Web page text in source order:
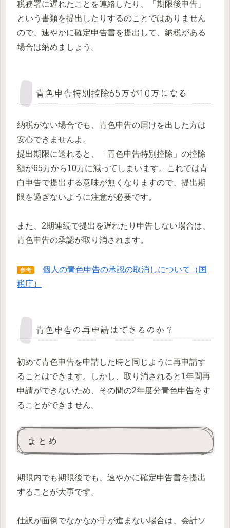
税務署に遅れたことを連絡したり、「期限後申告」
という書類を提出したりするのことではありません
ので、速やかに確定申告書を提出して、納税がある
場合は納めましょう。
青色申告特別控除65万が10万になる
納税がない場合でも、青色申告の届けを出した方は
安心できませんよ。
提出期限に送れると、「青色申告特別控除」の控除
額が65万から10万に減ってしまいます。これでは青
白申告で提出する意味が無くなりますので、提出期
限を過ぎないように注意が必要です。
また、2期連続で提出を遅れたり申告しない場合は、
青色申告の承認が取り消されます。
参考
個人の青色申告の承認の取消しについて（国
税庁）
青色申告の再申請はできるのか？
初めて青色申告を申請した時と同じように再申請す
ることはできます。しかし、取り消されると1年間再
申請ができないため、その間の2年度分青色申告をす
ることができません。
まとめ
期限内でも期限後でも、速やかに確定申告書を提出
することが大事です。
仕訳が面倒でなかなか手が進まない場合は、会計ソ